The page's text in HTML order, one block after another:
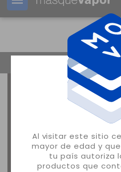
Al visitar este sitio
mayor de edad y
tu país autoriza
productos que
Tu pedido puede ser